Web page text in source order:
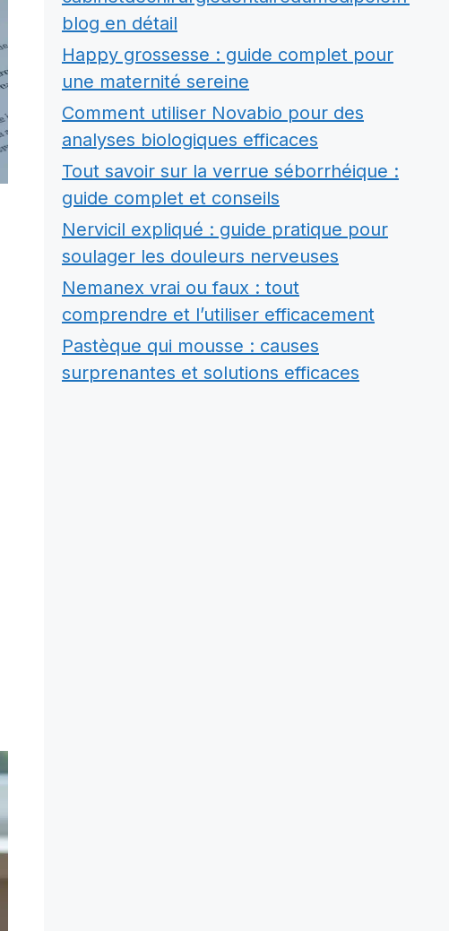
blog en détail
Happy grossesse : guide complet pour
une maternité sereine
Comment utiliser Novabio pour des
analyses biologiques efficaces
Tout savoir sur la verrue séborrhéique :
guide complet et conseils
Nervicil expliqué : guide pratique pour
soulager les douleurs nerveuses
Nemanex vrai ou faux : tout
comprendre et l’utiliser efficacement
Pastèque qui mousse : causes
surprenantes et solutions efficaces